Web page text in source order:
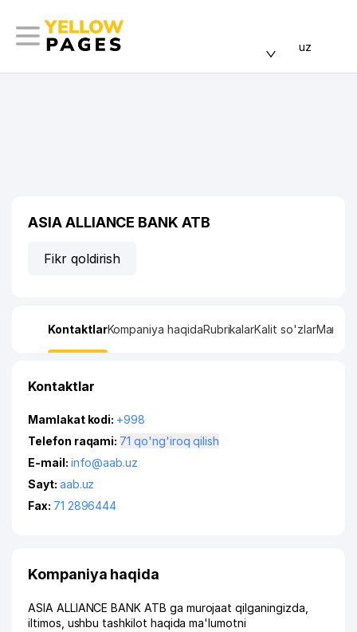
uz
ASIA ALLIANCE BANK ATB
Fikr qoldirish
KontaktlarKompaniya haqidaRubrikalarKalit so'zlarManzil
Kontaktlar
Mamlakat kodi: +998
Telefon raqami:
71 qo'ng'iroq qilish
E-mail: info@aab.uz
Sayt: aab.uz
Fax: 71 2896444
Kompaniya haqida
ASIA ALLIANCE BANK ATB ga murojaat qilganingizda,
iltimos, ushbu tashkilot haqida ma'lumotni